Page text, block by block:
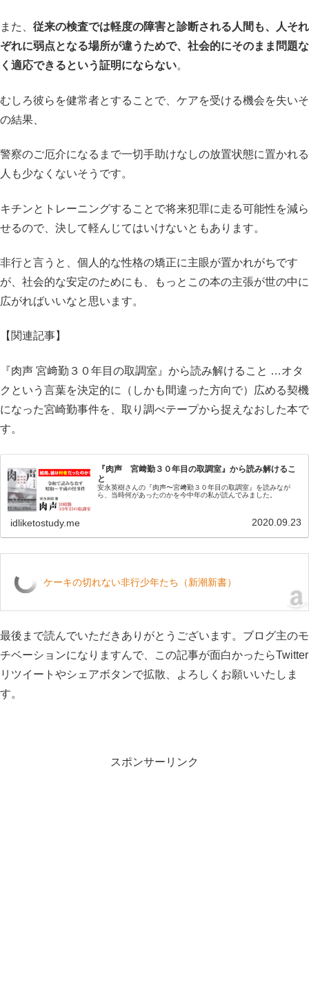
また、 従来の検査では軽度の障害と診断される人間も、人それ
ぞれに弱点となる場所が違うためで、社会的にそのまま問題な
く適応できるという証明にならない。
むしろ彼らを健常者とすることで、ケアを受ける機会を失いそ
の結果、
警察のご厄介になるまで一切手助けなしの放置状態に置かれる
人も少なくないそうです。
キチンとトレーニングすることで将来犯罪に走る可能性を減ら
せるので、決して軽んじてはいけないともあります。
非行と言うと、個人的な性格の矯正に主眼が置かれがちです
が、社会的な安定のためにも、もっとこの本の主張が世の中に
広がればいいなと思います。
【関連記事】
『肉声 宮﨑勤３０年目の取調室』から読み解けること …オタ
クという言葉を決定的に（しかも間違った方向で）広める契機
になった宮崎勤事件を、取り調べテープから捉えなおした本で
す。
『肉声 宮﨑勤３０年目の取調室』から読み解けるこ
と
安永英樹さんの『肉声〜宮﨑勤３０年目の取調室』を読みなが
ら、当時何があったのかを今中年の私が読んでみました。
idliketostudy.me 2020.09.23
ケーキの切れない非行少年たち（新潮新書）
最後まで読んでいただきありがとうございます。ブログ主のモ
チベーションになりますんで、この記事が面白かったらTwitter
リツイートやシェアボタンで拡散、よろしくお願いいたしま
す。
スポンサーリンク